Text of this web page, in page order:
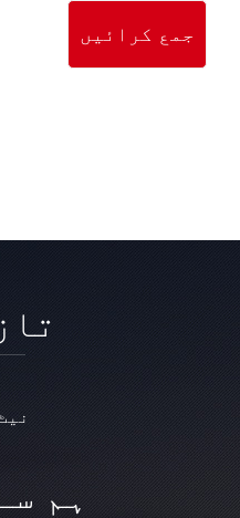
جمع کرائیں
ہم